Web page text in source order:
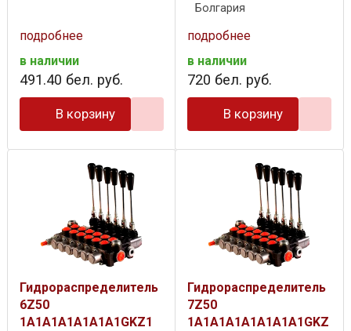
подробнее
в наличии
491.40 бел. руб.
В корзину
Болгария
подробнее
в наличии
720 бел. руб.
В корзину
Гидрораспределитель
6Z50
1A1A1A1A1A1A1GKZ1
Гидрораспределитель
7Z50
1A1A1A1A1A1A1A1GKZ